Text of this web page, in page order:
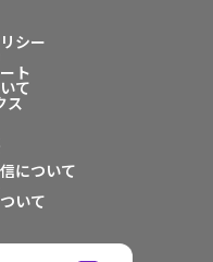
シー
ト
て
ス
について
いて